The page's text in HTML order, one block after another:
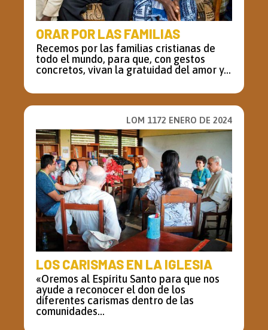
ORAR POR LAS FAMILIAS
Recemos por las familias cristianas de
todo el mundo, para que, con gestos
concretos, vivan la gratuidad del amor y...
LOM 1172 ENERO DE 2024
LOS CARISMAS EN LA IGLESIA
«Oremos al Espíritu Santo para que nos
ayude a reconocer el don de los
diferentes carismas dentro de las
comunidades...